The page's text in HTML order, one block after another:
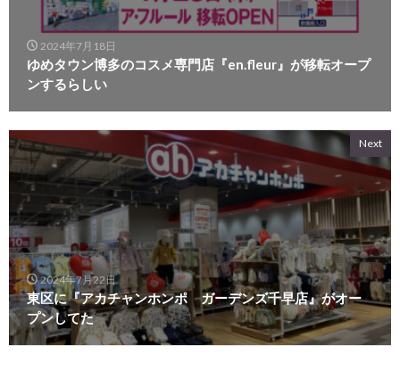
2024年7月18日
ゆめタウン博多のコスメ専門店『en.fleur』が移転オープ
ンするらしい
Next
2024年7月22日
東区に『アカチャンホンポ ガーデンズ千早店』がオー
プンしてた